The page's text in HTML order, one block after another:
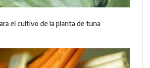
el cultivo de la planta de tuna